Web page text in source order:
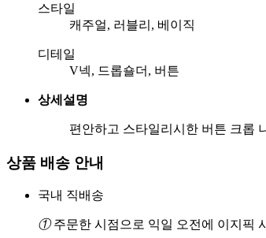
스타일
캐주얼, 러블리, 베이직
디테일
V넥, 드롭숄더, 버튼
상세설명
편안하고 스타일리시한 버튼 크롭
상품 배송 안내
국내 직배송
①주문한 시점으로 익일 오전에 이지픽